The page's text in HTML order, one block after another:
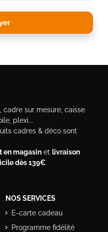
, cadre sur mesure, caisse
plexi...
cadres & déco sont
en magasinet livraison
dès 139€.
NOS SERVICES
E-carte cadeau
Programme fidélité